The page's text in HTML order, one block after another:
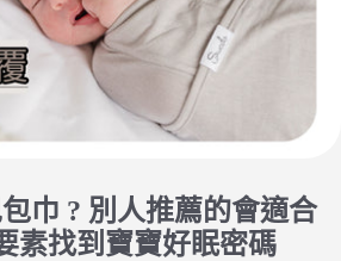
巾 ? 別人推薦的會適合
素找到寶寶好眠密碼